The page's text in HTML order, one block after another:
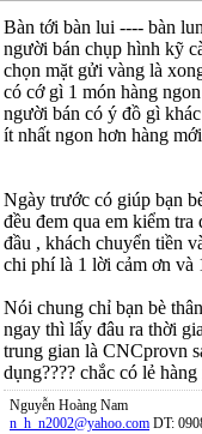
Bàn tới bàn lui ---- bàn
người bán chụp hình kỹ
chọn mặt gửi vàng là
có cớ gì 1 món hàng
người bán có ý đồ gì
ít nhất ngon hơn hàng
Ngày trước có giúp bạn
đều đem qua em kiểm
đầu , khách chuyển tiền
chi phí là 1 lời cảm ơn và
Nói chung chỉ bạn bè
ngay thì lấy đâu ra thời
trung gian là CNCprovn
dụng???? chắc có lẻ
Nguyễn Hoàng Nam
n_h_n2002@yahoo.com DT: